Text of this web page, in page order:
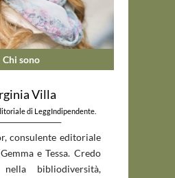
Chi sono
Villa
di LeggIndipendente.
consulente editoriale
e Tessa. Credo
nella bibliodiversità,